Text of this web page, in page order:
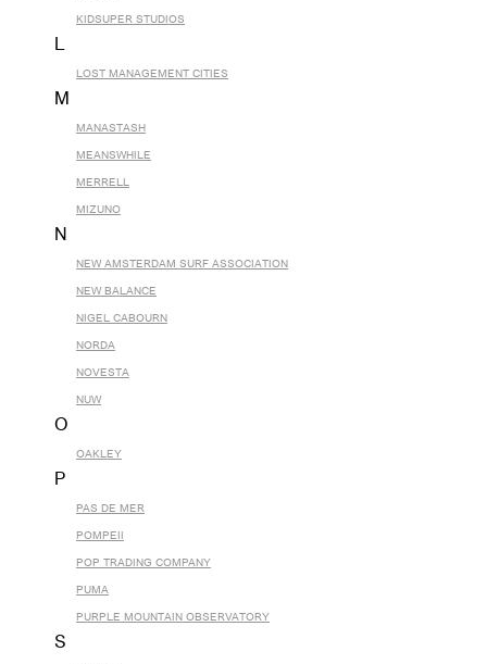
KIDSUPER STUDIOS
L
LOST MANAGEMENT CITIES
M
MANASTASH
MEANSWHILE
MERRELL
MIZUNO
N
NEW AMSTERDAM SURF ASSOCIATION
NEW BALANCE
NIGEL CABOURN
NORDA
NOVESTA
NUW
O
OAKLEY
P
PAS DE MER
POMPEII
POP TRADING COMPANY
PUMA
PURPLE MOUNTAIN OBSERVATORY
S